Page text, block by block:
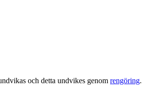
och detta undvikes genom rengöring.